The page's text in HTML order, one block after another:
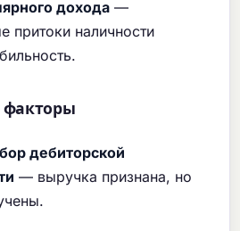
дохода —
притоки наличности
факторы
дебиторской
— выручка признана, но